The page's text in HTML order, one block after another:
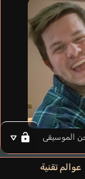
الموسيقى
عوالم تقنية